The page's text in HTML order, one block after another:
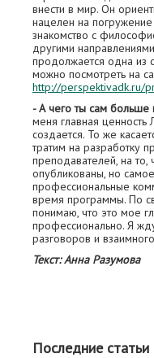
внести в мир. Он
нацелен на
знакомство с
другими
продолжается одна из
можно посмотреть на
http://perspektivadk.ru/
- А чего ты сам больше
меня главная
создается. То же
тратим на разработку
преподавателей, на
опубликованы, но
профессиональные
время программы. По
понимаю, что это мое
профессионально. Я
разговоров и
Текст: Анна Разумова
Последние статьи